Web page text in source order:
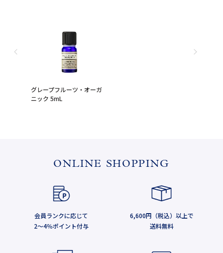
グレープフルーツ・オーガ
ニック 5mL
ONLINE SHOPPING
会員ランクに応じて
2～4％ポイント付与
6,600円（税込）以上で
送料無料